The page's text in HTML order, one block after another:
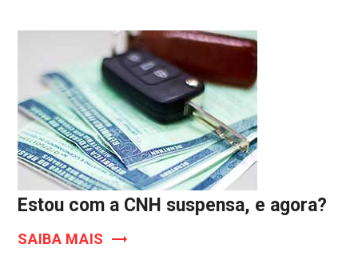
Estou com a CNH suspensa, e agora?
SAIBA MAIS